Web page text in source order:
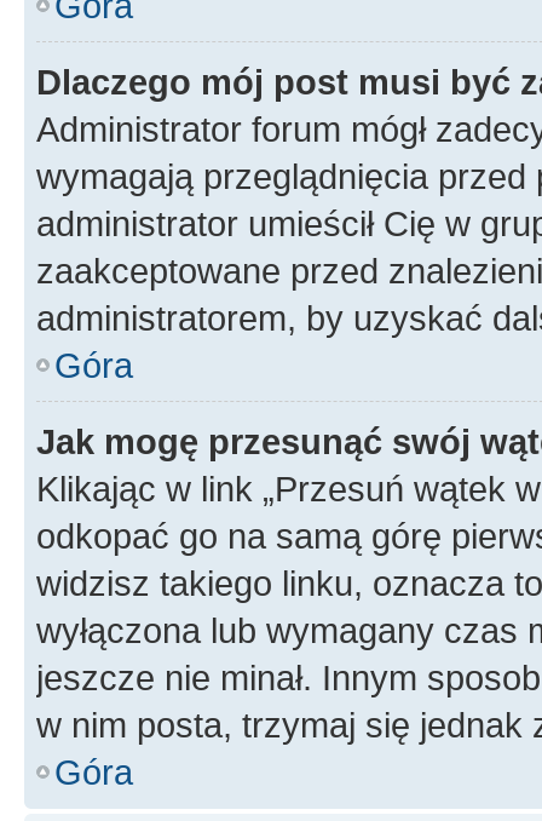
Dlaczego mój post musi być
Administrator forum mógł
wymagają przeglądnięcia
administrator umieścił Cię w
zaakceptowane przed
administratorem, by uzyskać
Góra
Jak mogę przesunąć swój
Klikając w link „Przesuń wątek
odkopać go na samą górę
widzisz takiego linku, oznacza
wyłączona lub wymagany czas
jeszcze nie minał. Innym
w nim posta, trzymaj się jednak
Góra